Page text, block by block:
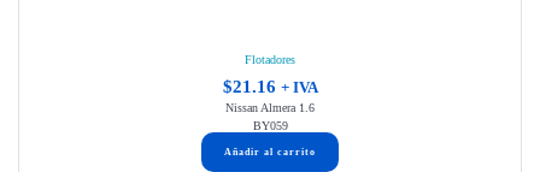
Flotadores
$21.16 + IVA
Nissan Almera 1.6
BY059
Añadir al carrito